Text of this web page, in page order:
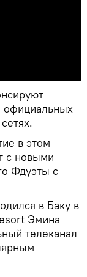
официальных
в этом
с новыми
Фдуэты с
в Баку в
Эмина
телеканал